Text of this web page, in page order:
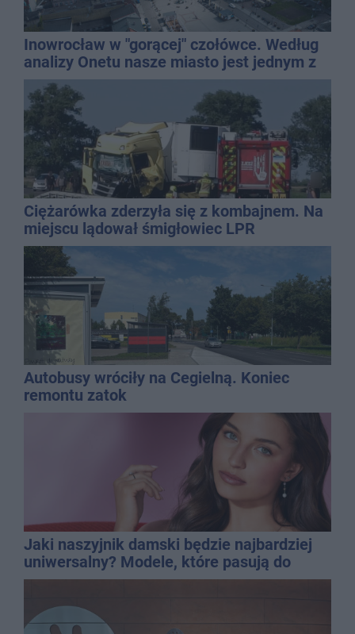
Inowrocław w "gorącej" czołówce. Według
analizy Onetu nasze miasto jest jednym z
najbardziej narażonych na upały
Ciężarówka zderzyła się z kombajnem. Na
miejscu lądował śmigłowiec LPR
Autobusy wróciły na Cegielną. Koniec
remontu zatok
Jaki naszyjnik damski będzie najbardziej
uniwersalny? Modele, które pasują do
wielu stylizacji